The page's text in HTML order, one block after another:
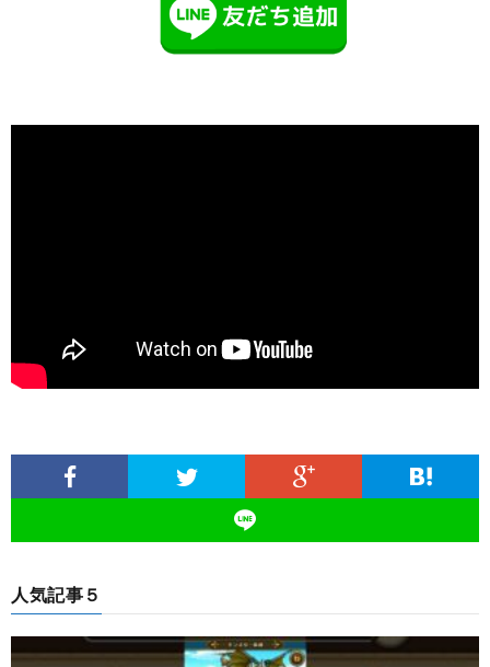
人気記事５